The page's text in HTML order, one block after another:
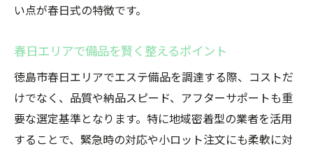
い点が春日式の特徴です。
春日エリアで備品を賢く整えるポイント
徳島市春日エリアでエステ備品を調達する際、コストだ
けでなく、品質や納品スピード、アフターサポートも重
要な選定基準となります。特に地域密着型の業者を活用
することで、緊急時の対応や小ロット注文にも柔軟に対